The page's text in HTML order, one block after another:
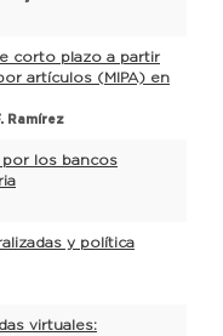
corto plazo a partir
artículos (MIPA) en
Ramírez
por los bancos
y política
virtuales: